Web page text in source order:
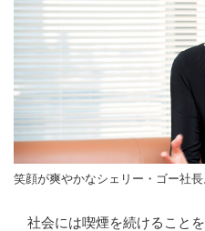
笑顔が爽やかなシェリー・ゴー社
社会には喫煙を続けること